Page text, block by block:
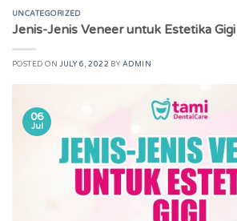
UNCATEGORIZED
Jenis-Jenis Veneer untuk Estetika Gigi
POSTED ONJULY 6, 2022 BY ADMIN
06
Jul